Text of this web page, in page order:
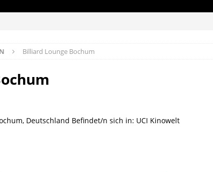
Billiard Lounge Bochum
Deutschland Befindet/n sich in: UCI Kinowelt